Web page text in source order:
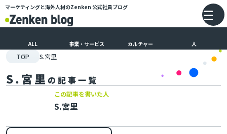
メインコンテンツにスキップ
マーケティングと海外人材のZenken 公式社員ブログ
ALL 事業・サービス カルチャー 人
TOP S.宮里
S.宮里 の記事一覧
この記事を書いた人
S.宮里